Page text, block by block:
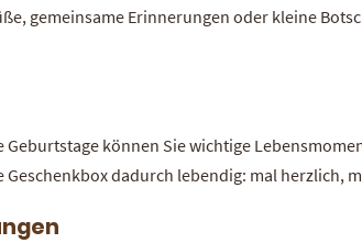
gemeinsame Erinnerungen oder kleine
können Sie wichtige
dadurch lebendig: mal herzlich,